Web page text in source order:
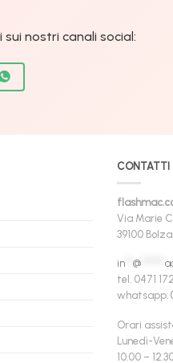
nostri canali social:
CONTATTI
Via Marie
39100
in** @******
tel. 0471
whatsapp:
Orari
Lunedì-
10.00 –